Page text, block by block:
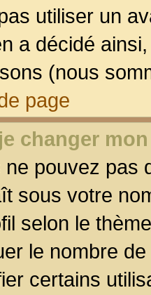
utiliser un
a décidé
(nous
page
changer
pouvez pas
sous votre
selon le
le nombre
certains